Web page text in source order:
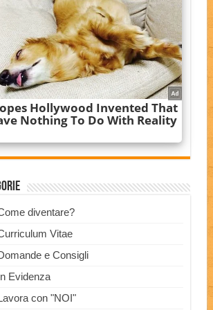
diventare?
Vitae
e Consigli
Evidenza
con "NOI"